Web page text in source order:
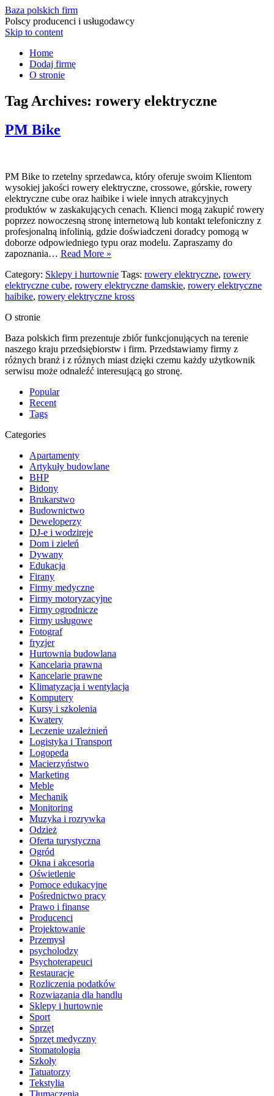
Baza polskich firm
Polscy producenci i usługodawcy
Skip to content
Home
Dodaj firmę
O stronie
Tag Archives: rowery elektryczne
PM Bike
PM Bike to rzetelny sprzedawca, który oferuje swoim Klientom
wysokiej jakości rowery elektryczne, crossowe, górskie, rowery
elektryczne cube oraz haibike i wiele innych atrakcyjnych
produktów w zaskakujących cenach. Klienci mogą zakupić rowery
poprzez nowoczesną stronę internetową lub kontakt telefoniczny z
profesjonalną infolinią, gdzie doświadczeni doradcy pomogą w
doborze odpowiedniego typu oraz modelu. Zapraszamy do
zapoznania… Read More »
Category: Sklepy i hurtownie Tags: rowery elektryczne, rowery
elektryczne cube, rowery elektryczne damskie, rowery elektryczne
haibike, rowery elektryczne kross
O stronie
Baza polskich firm prezentuje zbiór funkcjonujących na terenie
naszego kraju przedsiębiorstw i firm. Przedstawiamy firmy z
różnych branż i z różnych miast dzięki czemu każdy użytkownik
serwisu może odnaleźć interesującą go stronę.
Popular
Recent
Tags
Categories
Apartamenty
Artykuły budowlane
BHP
Bidony
Brukarstwo
Budownictwo
Deweloperzy
DJ-e i wodzireje
Dom i zieleń
Dywany
Edukacja
Firany
Firmy medyczne
Firmy motoryzacyjne
Firmy ogrodnicze
Firmy usługowe
Fotograf
fryzjer
Hurtownia budowlana
Kancelaria prawna
Kancelarie prawne
Klimatyzacja i wentylacja
Komputery
Kursy i szkolenia
Kwatery
Leczenie uzależnień
Logistyka i Transport
Logopeda
Macierzyństwo
Marketing
Meble
Mechanik
Monitoring
Muzyka i rozrywka
Odzież
Oferta turystyczna
Ogród
Okna i akcesoria
Oświetlenie
Pomoce edukacyjne
Pośrednictwo pracy
Prawo i finanse
Producenci
Projektowanie
Przemysł
psycholodzy
Psychoterapeuci
Restauracje
Rozliczenia podatków
Rozwiązania dla handlu
Sklepy i hurtownie
Sport
Sprzęt
Sprzęt medyczny
Stomatologia
Szkoły
Tatuatorzy
Tekstylia
Tłumaczenia